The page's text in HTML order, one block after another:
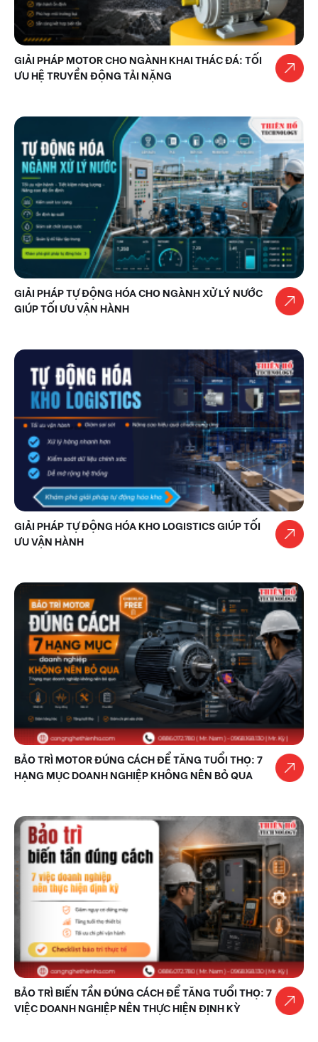
GIẢI PHÁP MOTOR CHO NGÀNH KHAI THÁC ĐÁ: TỐI
ƯU HỆ TRUYỀN ĐỘNG TẢI NẶNG
GIẢI PHÁP TỰ ĐỘNG HÓA CHO NGÀNH XỬ LÝ NƯỚC
GIÚP TỐI ƯU VẬN HÀNH
GIẢI PHÁP TỰ ĐỘNG HÓA KHO LOGISTICS GIÚP TỐI
ƯU VẬN HÀNH
BẢO TRÌ MOTOR ĐÚNG CÁCH ĐỂ TĂNG TUỔI THỌ: 7
HẠNG MỤC DOANH NGHIỆP KHÔNG NÊN BỎ QUA
BẢO TRÌ BIẾN TẦN ĐÚNG CÁCH ĐỂ TĂNG TUỔI THỌ: 7
VIỆC DOANH NGHIỆP NÊN THỰC HIỆN ĐỊNH KỲ